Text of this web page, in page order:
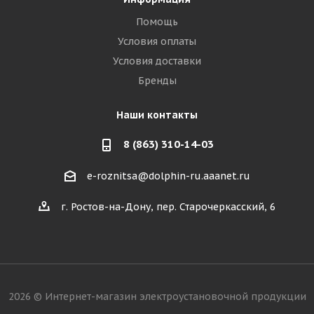
Помощь
Условия оплаты
Условия доставки
Бренды
Наши контакты
8 (863) 310-14-03
e-roznitsa@dolphin-ru.aaanet.ru
г. Ростов-на-Дону, пер. Старочеркасский, 6
2026 © Интернет-магазин электроустановочной продукции